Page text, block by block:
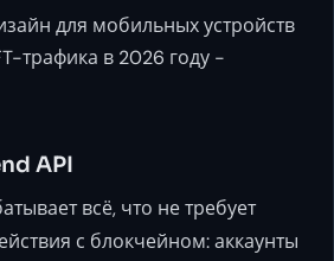
для мобильных устройств
трафика в 2026 году -
API
всё, что не требует
с блокчейном: аккаунты